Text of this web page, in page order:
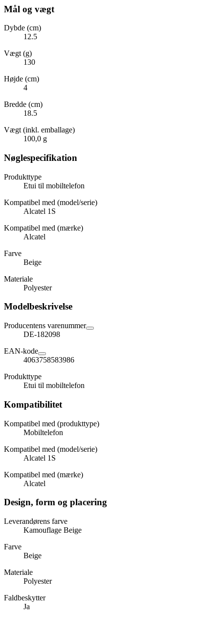
Mål og vægt
Dybde (cm)
12.5
Vægt (g)
130
Højde (cm)
4
Bredde (cm)
18.5
Vægt (inkl. emballage)
100,0 g
Nøglespecifikation
Produkttype
Etui til mobiltelefon
Kompatibel med (model/serie)
Alcatel 1S
Kompatibel med (mærke)
Alcatel
Farve
Beige
Materiale
Polyester
Modelbeskrivelse
Producentens varenummer
DE-182098
EAN-kode
4063758583986
Produkttype
Etui til mobiltelefon
Kompatibilitet
Kompatibel med (produkttype)
Mobiltelefon
Kompatibel med (model/serie)
Alcatel 1S
Kompatibel med (mærke)
Alcatel
Design, form og placering
Leverandørens farve
Kamouflage Beige
Farve
Beige
Materiale
Polyester
Faldbeskytter
Ja